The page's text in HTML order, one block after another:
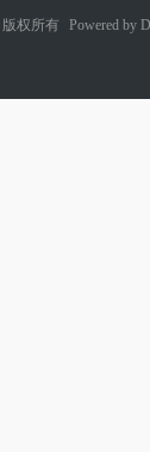
版权所有 Powered by